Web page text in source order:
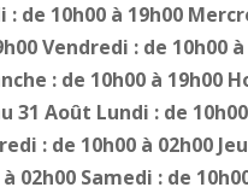
: de 10h00 à 19h00
Vendredi : de 10h00
: de 10h00 à 19h00
31 Août Lundi : de
: de 10h00 à 02h00
02h00 Samedi : de